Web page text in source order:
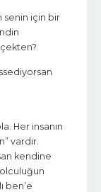
senin için bir
Her insanın
vardır.
kendine
ben’e